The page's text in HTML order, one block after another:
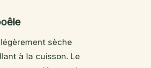
sèche
à la cuisson. Le